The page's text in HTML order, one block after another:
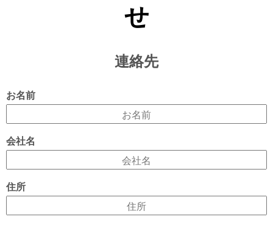
せ
連絡先
お名前
会社名
住所